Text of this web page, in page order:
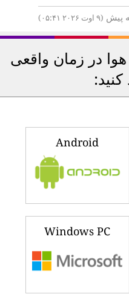
در زمان واقعی
کنید:
Android
Windows PC